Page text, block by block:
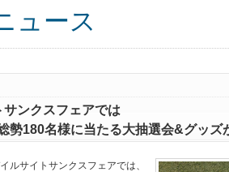
ュース
ンクスフェアでは
勢180名様に当たる大抽選会&グッズ
ルサイトサンクスフェアでは、